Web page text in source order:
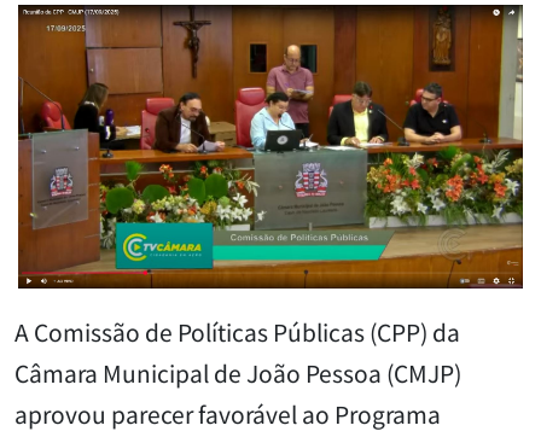
A Comissão de Políticas Públicas (CPP) da
Câmara Municipal de João Pessoa (CMJP)
aprovou parecer favorável ao Programa